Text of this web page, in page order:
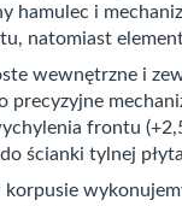
hamulec i
natomiast
wewnętrzne i
precyzyjne
frontu
ścianki tylnej